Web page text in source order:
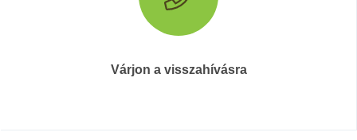
Várjon a visszahívásra